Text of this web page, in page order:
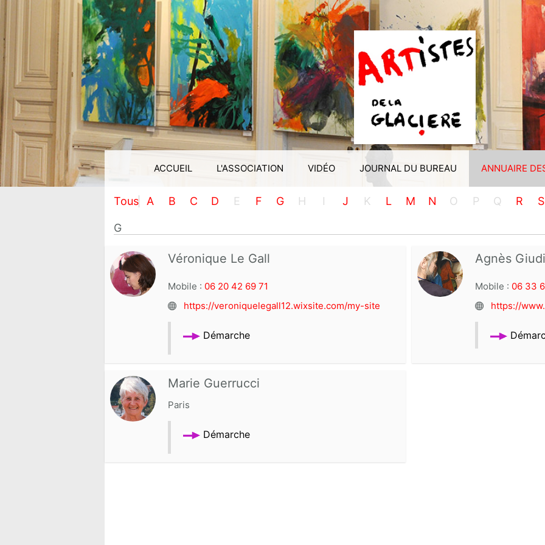
ACCUEIL L'ASSOCIATION VIDÉO JOURNAL DU BUREAU ANNUAIRE
Tous A B C D E F G H I J K L M N O P Q R S
G
Véronique Le Gall
Mobile : 06 20 42 69 71
https://veroniquelegall12.wixsite.com/my-site
Démarche
Agnès
Mobile : 06 33
https://
Marie Guerrucci
Paris
Démarche